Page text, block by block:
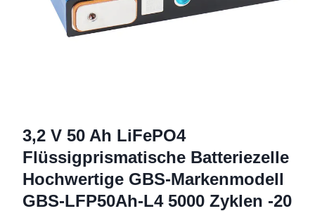
3,2 V 50 Ah LiFePO4
Flüssigprismatische Batteriezelle
Hochwertige GBS-Markenmodell
GBS-LFP50Ah-L4 5000 Zyklen -20